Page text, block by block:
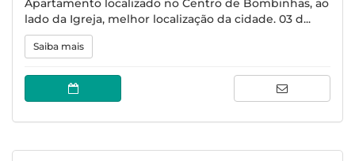
Apartamento localizado no Centro de Bombinhas, ao
lado da Igreja, melhor localização da cidade. 03 d...
Saiba mais